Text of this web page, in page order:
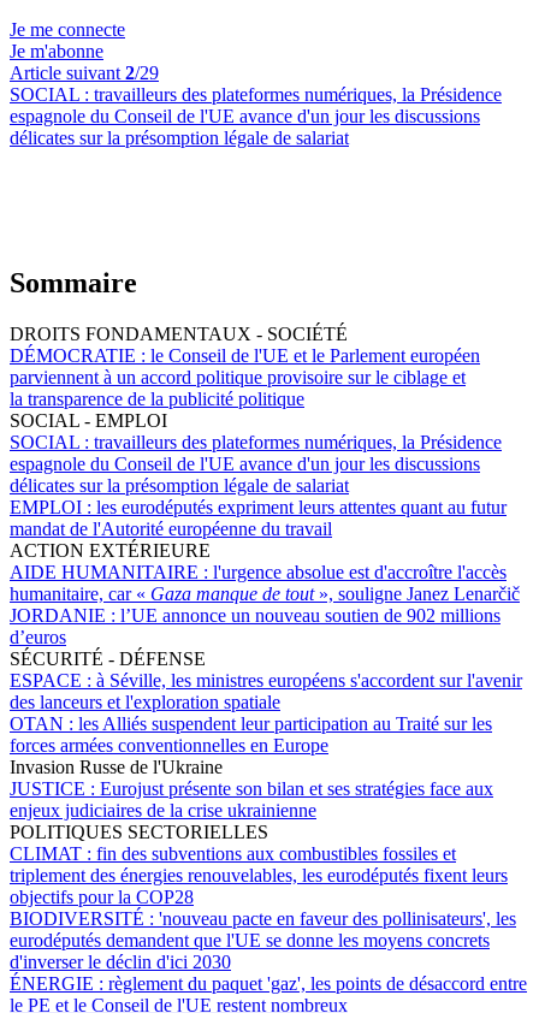
Je me connecte
Je m'abonne
Article suivant 2/29
SOCIAL : travailleurs des plateformes numériques, la Présidence
espagnole du Conseil de l'UE avance d'un jour les discussions
délicates sur la présomption légale de salariat
Sommaire
DROITS FONDAMENTAUX - SOCIÉTÉ
DÉMOCRATIE : le Conseil de l'UE et le Parlement européen
parviennent à un accord politique provisoire sur le ciblage et
la transparence de la publicité politique
SOCIAL - EMPLOI
SOCIAL : travailleurs des plateformes numériques, la Présidence
espagnole du Conseil de l'UE avance d'un jour les discussions
délicates sur la présomption légale de salariat
EMPLOI : les eurodéputés expriment leurs attentes quant au futur
mandat de l'Autorité européenne du travail
ACTION EXTÉRIEURE
AIDE HUMANITAIRE : l'urgence absolue est d'accroître l'accès
humanitaire, car « Gaza manque de tout », souligne Janez Lenarčič
JORDANIE : l’UE annonce un nouveau soutien de 902 millions
d’euros
SÉCURITÉ - DÉFENSE
ESPACE : à Séville, les ministres européens s'accordent sur l'avenir
des lanceurs et l'exploration spatiale
OTAN : les Alliés suspendent leur participation au Traité sur les
forces armées conventionnelles en Europe
Invasion Russe de l'Ukraine
JUSTICE : Eurojust présente son bilan et ses stratégies face aux
enjeux judiciaires de la crise ukrainienne
POLITIQUES SECTORIELLES
CLIMAT : fin des subventions aux combustibles fossiles et
triplement des énergies renouvelables, les eurodéputés fixent leurs
objectifs pour la COP28
BIODIVERSITÉ : 'nouveau pacte en faveur des pollinisateurs', les
eurodéputés demandent que l'UE se donne les moyens concrets
d'inverser le déclin d'ici 2030
ÉNERGIE : règlement du paquet 'gaz', les points de désaccord entre
le PE et le Conseil de l'UE restent nombreux